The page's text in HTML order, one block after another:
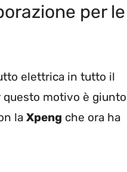
per le
elettrica in tutto il
questo motivo è giunto
la Xpeng che ora ha